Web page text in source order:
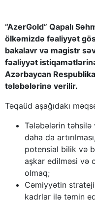
“AzerGold” Qapalı
ölkəmizdə fəaliyyət
bakalavr və magistr
fəaliyyət
Azərbaycan
tələbələrinə verilir.
Təqaüd aşağıdakı
Tələbələrin təhsilə
daha da
potensial bilik və
aşkar edilməsi və
olmaq;
Cəmiyyətin
kadrlar ilə təmin